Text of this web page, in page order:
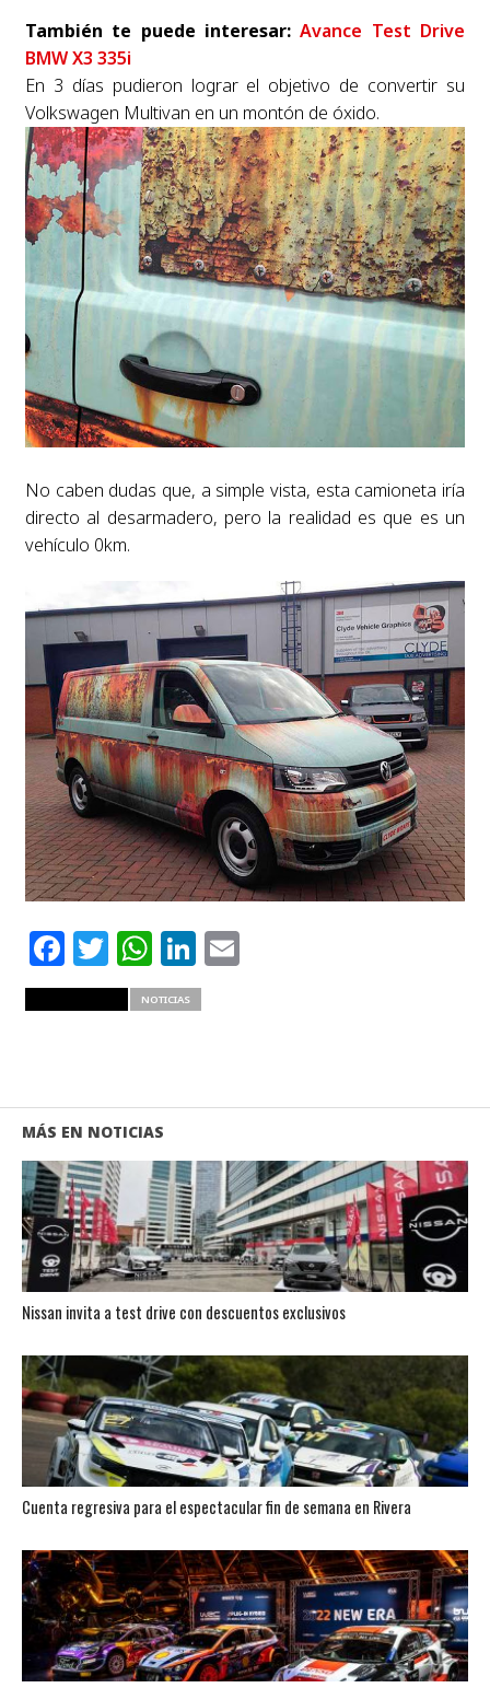
También te puede interesar:Avance Test Drive
BMW X3 335i
En 3 días pudieron lograr el objetivo de convertir su
Volkswagen Multivan en un montón de óxido.
No caben dudas que, a simple vista, esta camioneta iría
directo al desarmadero, pero la realidad es que es un
vehículo 0km.
Facebook
Twitter
WhatsApp
LinkedIn
Email
NOTICIAS
MÁS EN NOTICIAS
Nissan invita a test drive con descuentos exclusivos
Cuenta regresiva para el espectacular fin de semana en Rivera